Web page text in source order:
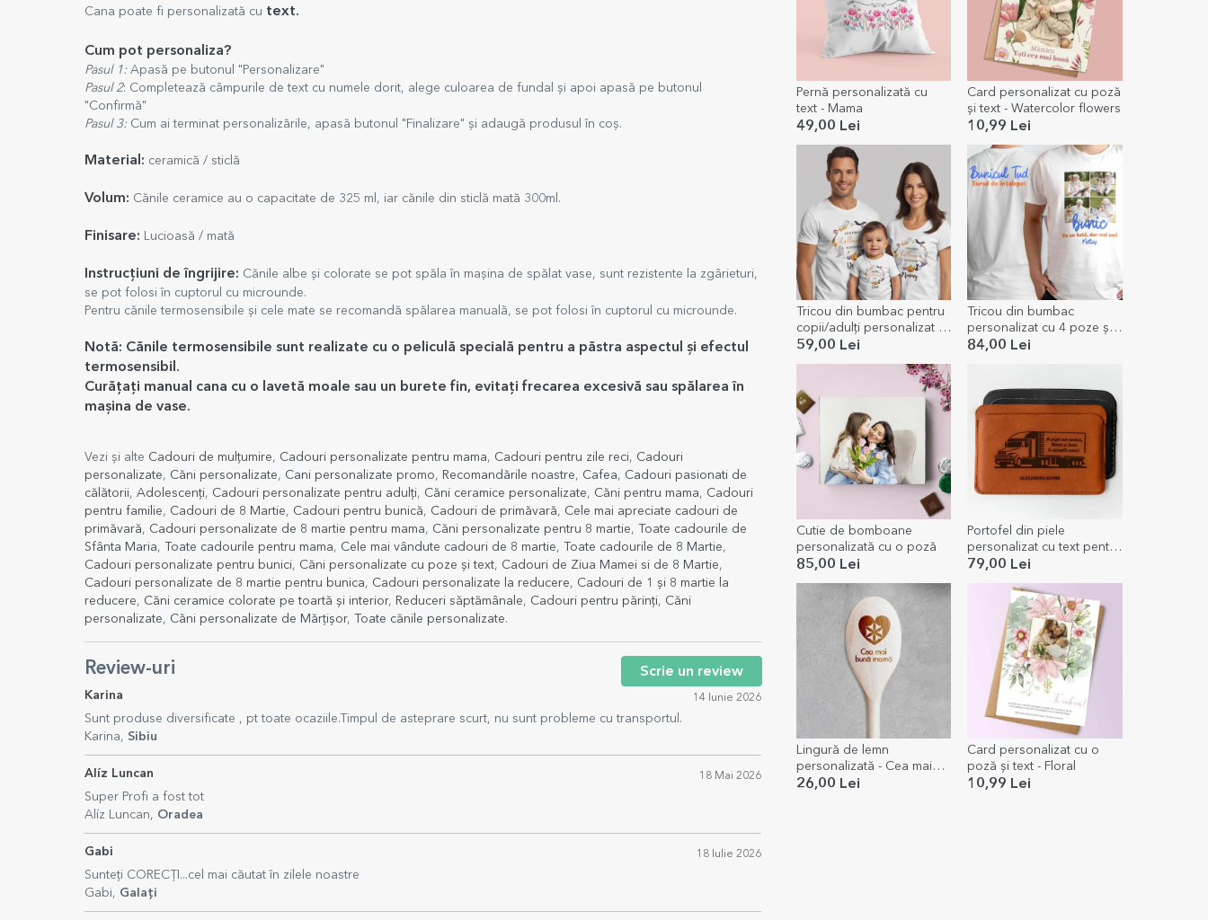
Pernă personalizată cu
text - Mama
49,00 Lei
Card personalizat cu poză
și text - Watercolor flowers
10,99 Lei
Tricou din bumbac pentru
copii/adulți personalizat -
My first Halloween
59,00 Lei
Tricou din bumbac
personalizat cu 4 poze și
text față-verso - Memories
84,00 Lei
Cutie de bomboane
personalizată cu o poză
85,00 Lei
Portofel din piele
personalizat cu text pentru
șoferi
79,00 Lei
Lingură de lemn
personalizată - Cea mai
bună mamă
26,00 Lei
Card personalizat cu o
poză și text - Floral
10,99 Lei
Cana poate fi personalizată cu text.
Cum pot personaliza?
Pasul 1: Apasă pe butonul "Personalizare"
Pasul 2: Completează câmpurile de text cu numele dorit, alege culoarea de fundal și apoi apasă pe butonul
"Confirmă"
Pasul 3: Cum ai terminat personalizările, apasă butonul "Finalizare" și adaugă produsul în coș.
Material: ceramică / sticlă
Volum: Cănile ceramice au o capacitate de 325 ml, iar cănile din sticlă mată 300ml.
Finisare: Lucioasă / mată
Instrucțiuni de îngrijire: Cănile albe și colorate se pot spăla în mașina de spălat vase, sunt rezistente la zgârieturi,
se pot folosi în cuptorul cu microunde.
Pentru cănile termosensibile și cele mate se recomandă spălarea manuală, se pot folosi în cuptorul cu microunde.
Notă: Cănile termosensibile sunt realizate cu o peliculă specială pentru a păstra aspectul și efectul
termosensibil.
Curățați manual cana cu o lavetă moale sau un burete fin, evitați frecarea excesivă sau spălarea în
mașina de vase.
Vezi și alte Cadouri de mulțumire, Cadouri personalizate pentru mama, Cadouri pentru zile reci, Cadouri
personalizate, Căni personalizate, Cani personalizate promo, Recomandările noastre, Cafea, Cadouri pasionati de
călătorii, Adolescenți, Cadouri personalizate pentru adulți, Căni ceramice personalizate, Căni pentru mama, Cadouri
pentru familie, Cadouri de 8 Martie, Cadouri pentru bunică, Cadouri de primăvară, Cele mai apreciate cadouri de
primăvară, Cadouri personalizate de 8 martie pentru mama, Căni personalizate pentru 8 martie,
Toate cadourile de
Sfânta Maria, Toate cadourile pentru mama, Cele mai vândute cadouri de 8 martie, Toate cadourile de 8 Martie,
Cadouri personalizate pentru bunici, Căni personalizate cu poze și text, Cadouri de Ziua Mamei si de 8 Martie,
Cadouri personalizate de 8 martie pentru bunica, Cadouri personalizate la reducere, Cadouri de 1 și 8 martie la
reducere, Căni ceramice colorate pe toartă și interior, Reduceri săptămânale, Cadouri pentru părinți, Căni
personalizate, Căni personalizate de Mărțișor, Toate cănile personalizate.
Review-uri Scrie un review
Karina 14 Iunie 2026
Sunt produse diversificate , pt toate ocaziile.Timpul de asteprare scurt, nu sunt probleme cu transportul.
Karina, Sibiu
Alíz Luncan 18 Mai 2026
Super Profi a fost tot
Alíz Luncan, Oradea
Gabi 18 Iulie 2026
Sunteți CORECȚI...cel mai căutat în zilele noastre
Gabi, Galați